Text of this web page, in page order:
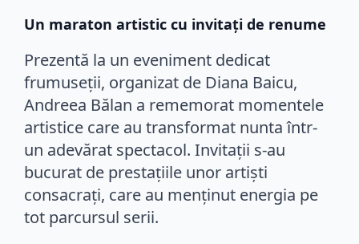
Un maraton artistic cu invitați de renume
Prezentă la un eveniment dedicat
frumuseții, organizat de Diana Baicu,
Andreea Bălan a rememorat momentele
artistice care au transformat nunta într-
un adevărat spectacol. Invitații s-au
bucurat de prestațiile unor artiști
consacrați, care au menținut energia pe
tot parcursul serii.